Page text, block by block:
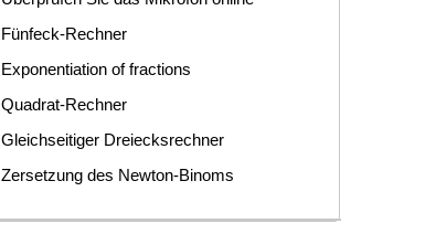
Fünfeck-Rechner
Exponentiation of fractions
Quadrat-Rechner
Gleichseitiger Dreiecksrechner
Zersetzung des Newton-Binoms